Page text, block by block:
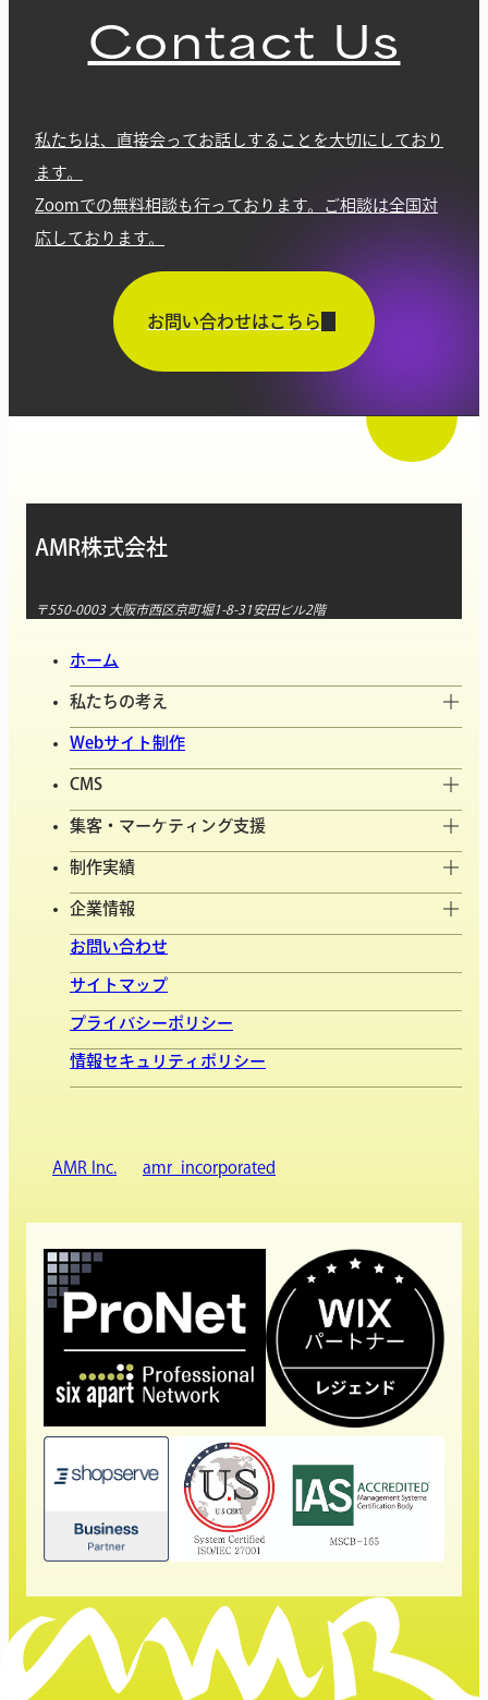
Contact Us
私たちは、直接会ってお話しすることを大切にしており
ます。
Zoomでの無料相談も行っております。ご相談は全国対
応しております。
お問い合わせはこちら
AMR株式会社
〒550-0003 大阪市西区京町堀1-8-31安田ビル2階
ホーム
私たちの考え
Webサイト制作
CMS
集客・マーケティング支援
制作実績
企業情報
お問い合わせ
サイトマップ
プライバシーポリシー
情報セキュリティポリシー
AMR Inc. amr_incorporated